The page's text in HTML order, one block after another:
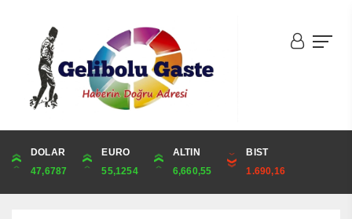
DOLAR
47,6787
EURO
55,1254
ALTIN
6,660,55
BIST
1.690,16
ONS
4,341,81
ALTIN
6,660,55
ÇEYREK
10,889,99
CUMHURİYET
44,829,00